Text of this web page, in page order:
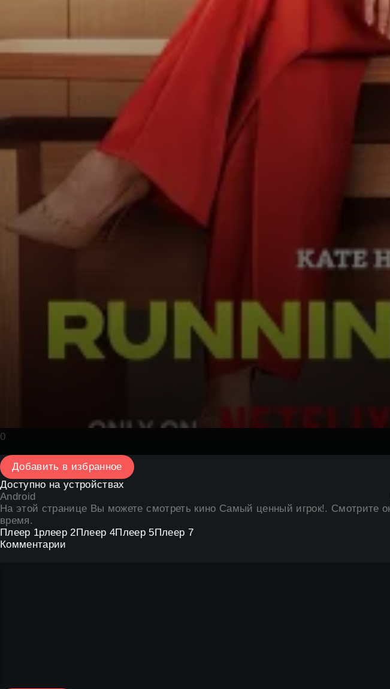
0
Добавить в избранное
Доступно на устройствах
Android
На этой странице Вы можетесмотреть кино Самый ценный игрок!. Смотрите
время.
Плеер 1рлеер 2Плеер 4Плеер 5Плеер 7
Комментарии